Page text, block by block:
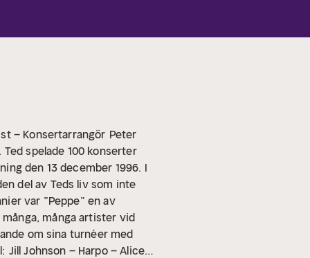
– Konsertarrangör Peter
spelade 100 konserter
den 13 december 1996. I
del av Teds liv som inte
var ”Peppe” en av
många artister vid
om sina turnéer med
Jill Johnson – Harpo – Alice